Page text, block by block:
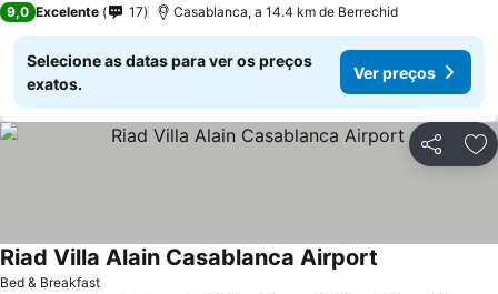
9,0 Excelente 17 Casablanca, a 14.4 km de Berrechid
Selecione as datas para ver os preços
exatos.
Ver preços
Partilhar
Bed & Breakfast
Riad Villa Alain Casablanca Airport